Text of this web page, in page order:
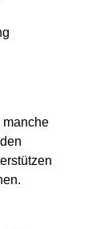
manche